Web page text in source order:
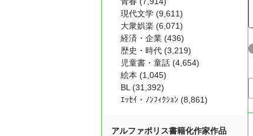
現代文学 (9,611)
大衆娯楽 (6,071)
経済・企業 (436)
歴史・時代 (3,219)
児童書・童話 (4,654)
絵本 (1,045)
BL (31,392)
ｴｯｾｲ・ﾉﾝﾌｨｸｼｮﾝ (8,861)
アルファポリス書籍化作家作品